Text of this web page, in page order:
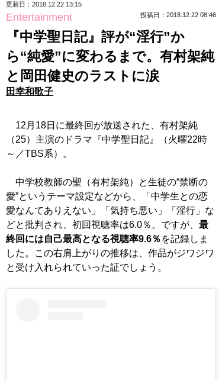
更新日：2018.12.22 13:15
Entertainment 投稿日：2018.12.22 08:46
『中学聖日記』評が“淫行”か
ら“純愛”に変わるまで。有村架純
と岡田健史のラストに涙
田幸和歌子
12月18日に最終回が放送された、有村架純
（25）主演のドラマ『中学聖日記』（火曜22時
～／TBS系）。
中学校教師の聖（有村架純）と生徒の“禁断の
愛”というテーマ設定などから、「中学生との恋
愛なんてありえない」「気持ち悪い」「淫行」な
どと批判され、初回視聴率は6.0％。ですが、 最
終回には自己最高となる視聴率9.6％ を記録しま
した。この右肩上がりの推移は、作品がジワジワ
と受け入れられていった証でしょう。